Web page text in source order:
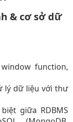
& cơ sở dữ
window function,
lý dữ liệu với thư
giữa RDBMS